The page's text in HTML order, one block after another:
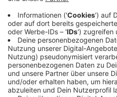
Schule kann mehr
Anzeige
Für 16 Millionen Euro
anderem moderne
Dadurch kann sie vierzügig